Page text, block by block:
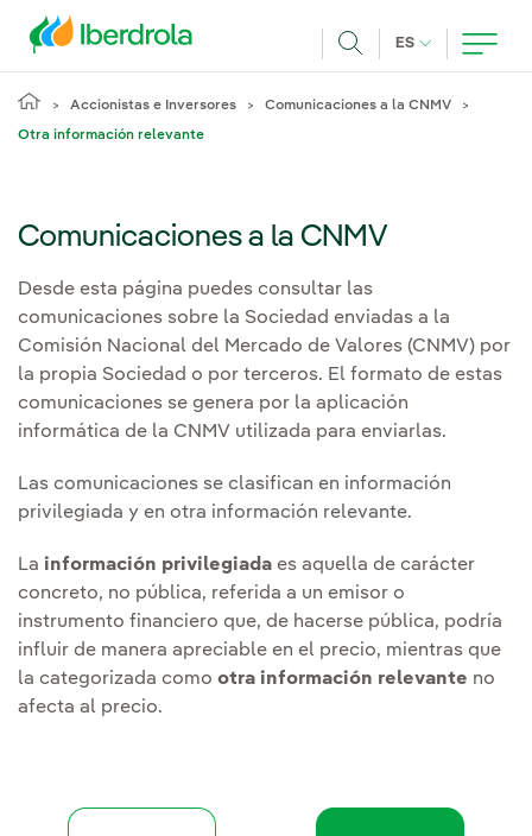
ES IDIOMA
Accionistas e Inversores Comunicaciones a la CNMV
Otra información relevante
Comunicaciones a la CNMV
Desde esta página puedes consultar las
comunicaciones sobre la Sociedad enviadas a la
Comisión Nacional del Mercado de Valores (CNMV) por
la propia Sociedad o por terceros. El formato de estas
comunicaciones se genera por la aplicación
informática de la CNMV utilizada para enviarlas.
Las comunicaciones se clasifican en información
privilegiada y en otra información relevante.
La información privilegiada es aquella de carácter
concreto, no pública, referida a un emisor o
instrumento financiero que, de hacerse pública, podría
influir de manera apreciable en el precio, mientras que
la categorizada como otra información relevante no
afecta al precio.